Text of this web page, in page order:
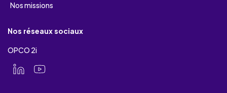
Nos missions
Nos réseaux sociaux
OPCO 2i